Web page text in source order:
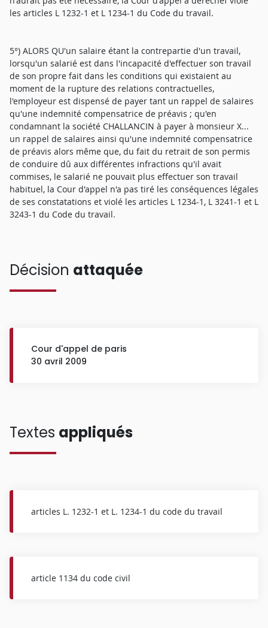
les articles L 1232-1 et L 1234-1 du Code du travail.
5°) ALORS QU'un salaire étant la contrepartie d'un travail,
lorsqu'un salarié est dans l'incapacité d'effectuer son travail
de son propre fait dans les conditions qui existaient au
moment de la rupture des relations contractuelles,
l'employeur est dispensé de payer tant un rappel de salaires
qu'une indemnité compensatrice de préavis ; qu'en
condamnant la société CHALLANCIN à payer à monsieur X...
un rappel de salaires ainsi qu'une indemnité compensatrice
de préavis alors même que, du fait du retrait de son permis
de conduire dû aux différentes infractions qu'il avait
commises, le salarié ne pouvait plus effectuer son travail
habituel, la Cour d'appel n'a pas tiré les conséquences légales
de ses constatations et violé les articles L 1234-1, L 3241-1 et L
3243-1 du Code du travail.
Décision attaquée
Cour d'appel de paris
30 avril 2009
Textes appliqués
articles L. 1232-1 et L. 1234-1 du code du travail
article 1134 du code civil